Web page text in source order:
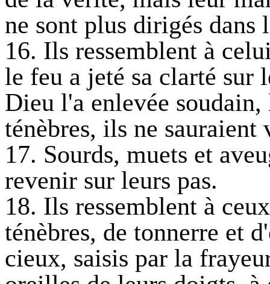
ne sont plus dirigés dans
16. Ils ressemblent à
le feu a jeté sa clarté sur
Dieu l'a enlevée soudain,
ténèbres, ils ne sauraient
17. Sourds, muets et
revenir sur leurs pas.
18. Ils ressemblent à
ténèbres, de tonnerre et
cieux, saisis par la